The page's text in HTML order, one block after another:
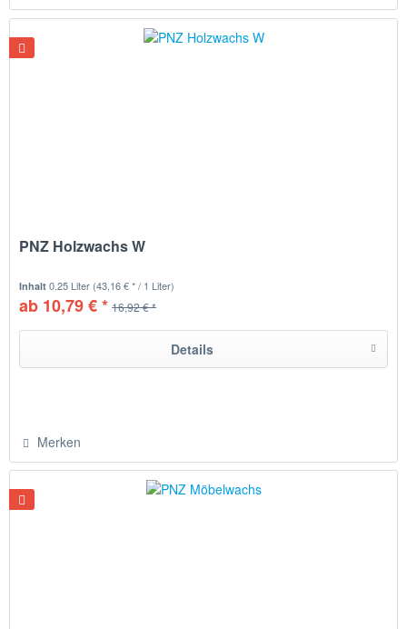
PNZ Holzwachs W
Inhalt0.25 Liter (43,16 € * / 1 Liter)
ab 10,79 € * 16,92 € *
Details
Merken